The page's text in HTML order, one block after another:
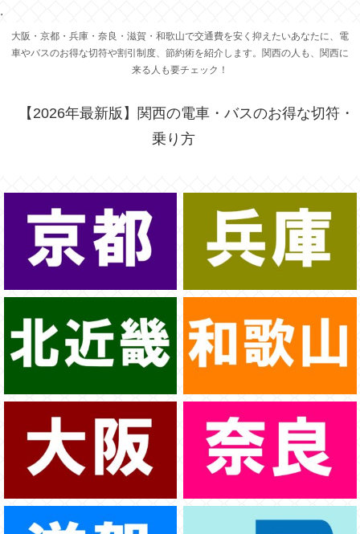
.
大阪・京都・兵庫・奈良・滋賀・和歌山で交通費を安く抑えたいあなたに、電
車やバスのお得な切符や割引制度、節約術を紹介します。関西の人も、関西に
来る人も要チェック！
【2026年最新版】関西の電車・バスのお得な切符・
乗り方